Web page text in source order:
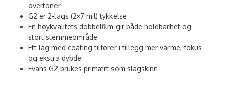
overtoner
G2 er 2-lags (2×7 mil) tykkelse
En høykvalitets dobbelfilm gir både holdbarhet og
stort stemmeområde
Ett lag med coating tilfører i tillegg mer varme, fokus
og ekstra dybde
Evans G2 brukes primært som slagskinn